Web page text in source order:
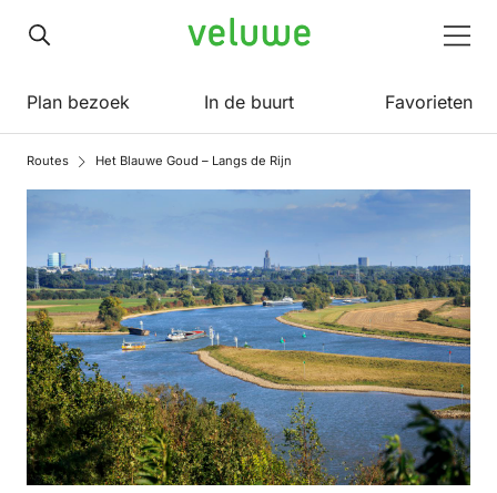
Veluwe
Plan bezoek In de buurt Favorieten
Routes Het Blauwe Goud – Langs de Rijn